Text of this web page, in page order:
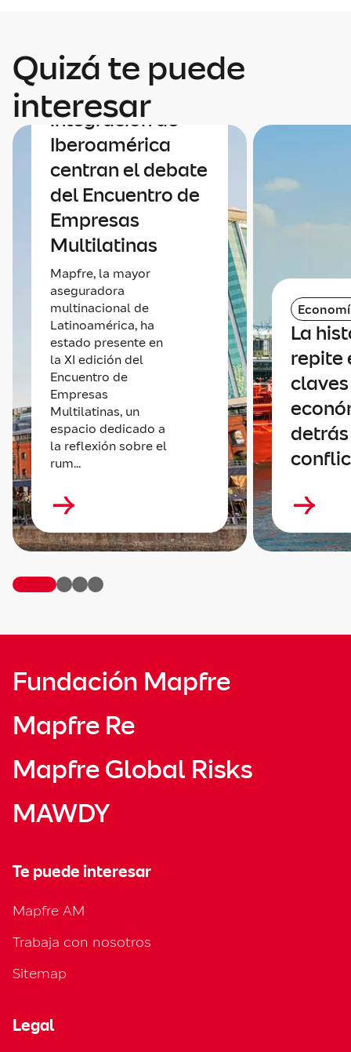
Quizá te puede
interesar
Economía
Economía e
integración de
Iberoamérica
centran el debate
del Encuentro de
Empresas
Multilatinas
Mapfre, la mayor
aseguradora
multinacional de
Latinoamérica, ha
estado presente en
la XI edición del
Encuentro de
Empresas
Multilatinas, un
espacio dedicado a
la reflexión sobre el
rum...
La
repite
claves
Fundación Mapfre
Mapfre Re
Mapfre Global Risks
MAWDY
Te puede interesar
Mapfre AM
Trabaja con nosotros
Sitemap
Legal